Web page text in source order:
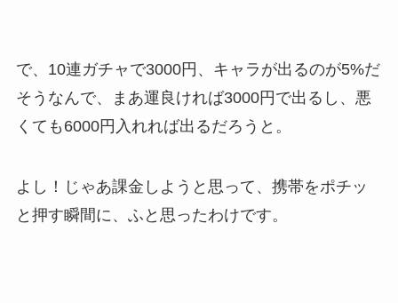
で、10連ガチャで3000円、キャラが出るのが5%だ
そうなんで、まあ運良ければ3000円で出るし、悪
くても6000円入れれば出るだろうと。
よし！じゃあ課金しようと思って、携帯をポチッ
と押す瞬間に、ふと思ったわけです。